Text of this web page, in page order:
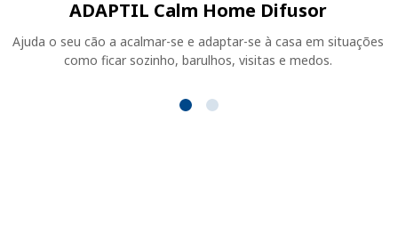
ADAPTIL Calm Home Difusor
Ajuda o seu cão a acalmar-se e adaptar-se à casa em situações
como ficar sozinho, barulhos, visitas e medos.